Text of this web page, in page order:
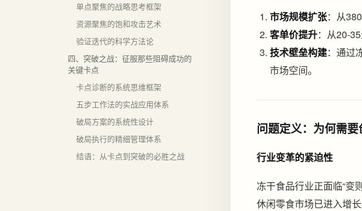
单点聚焦的战略思考框架
资源聚焦的饱和攻击艺术
验证迭代的科学方法论
四、突破之战：征服那些阻碍成功的
关键卡点
卡点诊断的系统思维框架
五步工作法的实战应用体系
破局方案的系统性设计
破局执行的精细管理体系
结语：从卡点到突破的必胜之战
市场规模扩张：从
客单价提升：从20-
技术壁垒构建：通过
市场空间。
问题定义：为何需
行业变革的紧迫性
冻干食品行业正面临“变
休闲零食市场已进入增